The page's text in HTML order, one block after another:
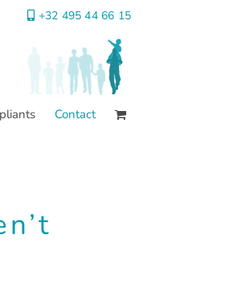
+32 495 44 66 15
Contact